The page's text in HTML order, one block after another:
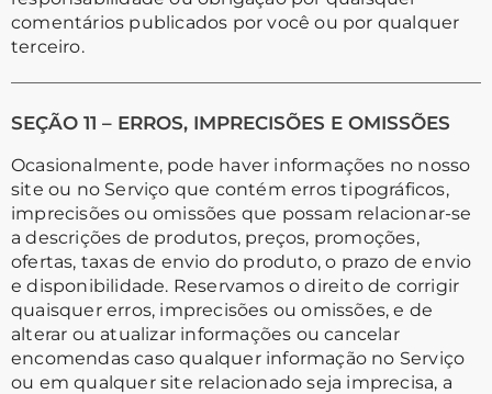
comentários publicados por você ou por qualquer
terceiro.
SEÇÃO 11 – ERROS, IMPRECISÕES E OMISSÕES
Ocasionalmente, pode haver informações no nosso
site ou no Serviço que contém erros tipográficos,
imprecisões ou omissões que possam relacionar-se
a descrições de produtos, preços, promoções,
ofertas, taxas de envio do produto, o prazo de envio
e disponibilidade. Reservamos o direito de corrigir
quaisquer erros, imprecisões ou omissões, e de
alterar ou atualizar informações ou cancelar
encomendas caso qualquer informação no Serviço
ou em qualquer site relacionado seja imprecisa, a